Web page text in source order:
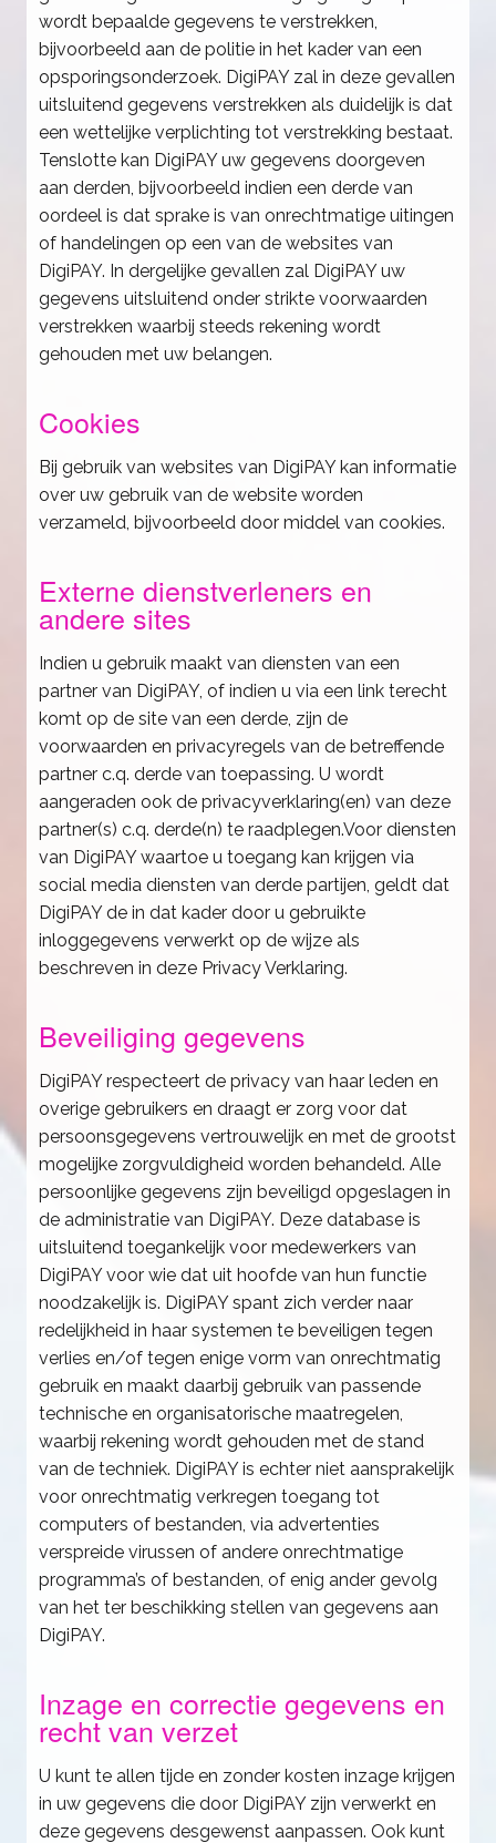
wordt bepaalde gegevens te verstrekken,
bijvoorbeeld aan de politie in het kader van een
opsporingsonderzoek. DigiPAY zal in deze gevallen
uitsluitend gegevens verstrekken als duidelijk is dat
een wettelijke verplichting tot verstrekking bestaat.
Tenslotte kan DigiPAY uw gegevens doorgeven
aan derden, bijvoorbeeld indien een derde van
oordeel is dat sprake is van onrechtmatige uitingen
of handelingen op een van de websites van
DigiPAY. In dergelijke gevallen zal DigiPAY uw
gegevens uitsluitend onder strikte voorwaarden
verstrekken waarbij steeds rekening wordt
gehouden met uw belangen.
Cookies
Bij gebruik van websites van DigiPAY kan informatie
over uw gebruik van de website worden
verzameld, bijvoorbeeld door middel van cookies.
Externe dienstverleners en
andere sites
Indien u gebruik maakt van diensten van een
partner van DigiPAY, of indien u via een link terecht
komt op de site van een derde, zijn de
voorwaarden en privacyregels van de betreffende
partner c.q. derde van toepassing. U wordt
aangeraden ook de privacyverklaring(en) van deze
partner(s) c.q. derde(n) te raadplegen.Voor diensten
van DigiPAY waartoe u toegang kan krijgen via
social media diensten van derde partijen, geldt dat
DigiPAY de in dat kader door u gebruikte
inloggegevens verwerkt op de wijze als
beschreven in deze Privacy Verklaring.
Beveiliging gegevens
DigiPAY respecteert de privacy van haar leden en
overige gebruikers en draagt er zorg voor dat
persoonsgegevens vertrouwelijk en met de grootst
mogelijke zorgvuldigheid worden behandeld. Alle
persoonlijke gegevens zijn beveiligd opgeslagen in
de administratie van DigiPAY. Deze database is
uitsluitend toegankelijk voor medewerkers van
DigiPAY voor wie dat uit hoofde van hun functie
noodzakelijk is. DigiPAY spant zich verder naar
redelijkheid in haar systemen te beveiligen tegen
verlies en/of tegen enige vorm van onrechtmatig
gebruik en maakt daarbij gebruik van passende
technische en organisatorische maatregelen,
waarbij rekening wordt gehouden met de stand
van de techniek. DigiPAY is echter niet aansprakelijk
voor onrechtmatig verkregen toegang tot
computers of bestanden, via advertenties
verspreide virussen of andere onrechtmatige
programma’s of bestanden, of enig ander gevolg
van het ter beschikking stellen van gegevens aan
DigiPAY.
Inzage en correctie gegevens en
recht van verzet
U kunt te allen tijde en zonder kosten inzage krijgen
in uw gegevens die door DigiPAY zijn verwerkt en
deze gegevens desgewenst aanpassen. Ook kunt